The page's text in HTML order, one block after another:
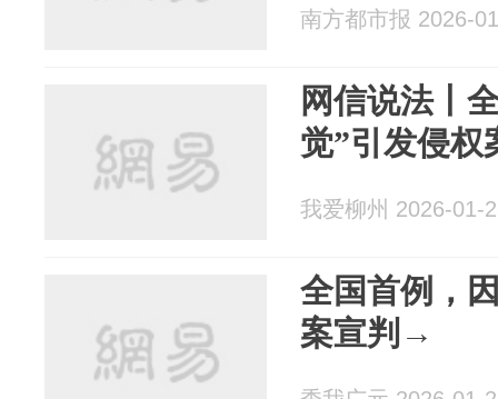
南方都市报 2026-
网信说法丨
觉”引发侵权
我爱柳州 2026-01-
全国首例，
案宣判→